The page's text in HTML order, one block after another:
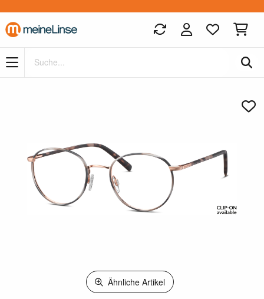
Zum Hauptinhalt springen
Ähnliche Artikel